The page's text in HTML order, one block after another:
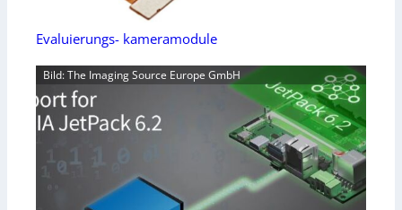
Evaluierungs- kameramodule
Bild: The Imaging Source Europe GmbH